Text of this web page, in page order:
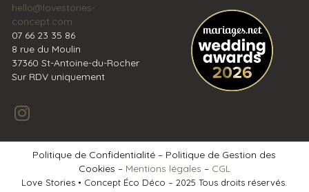
hello@lovestories-
concept.com
07 66 23 35 86
8 rue du Moulin
37360 St-Antoine-du-Rocher
Sur RDV uniquement
Politique de Confidentialité – Politique de Gestion des
Cookies – Mentions légales – CGL
Love Stories • Concept Éco Déco – 2025 Tous droits réservés.